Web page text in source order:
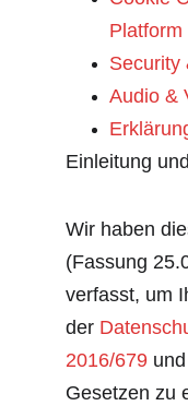
Platform
Security
Audio &
Einleitung
Wir haben
(Fassung
verfasst, um
der
2016/679
Gesetzen zu